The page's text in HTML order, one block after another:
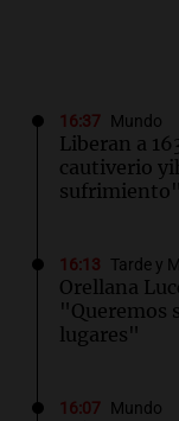
16:37 Mundo
Liberan a
cautiverio
sufrimiento"
16:13 Tarde y
Orellana
"Queremos
lugares"
16:07 Mundo